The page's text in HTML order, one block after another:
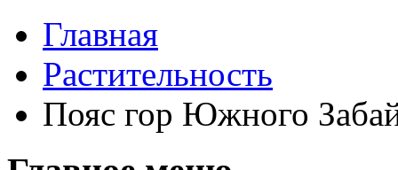
Главная
Растительность
Пояс гор Южного